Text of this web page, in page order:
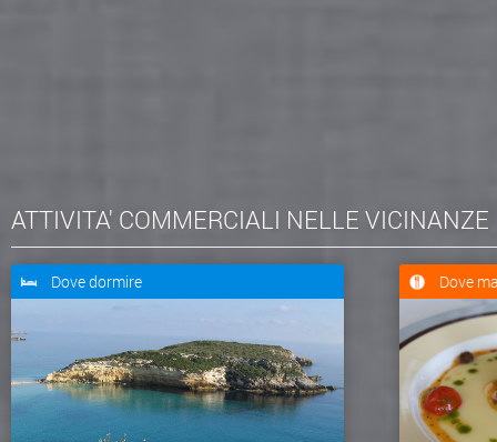
ATTIVITA' COMMERCIALI NELLE VICINANZE
Dove dormire Dove